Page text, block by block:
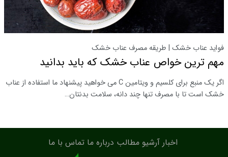
فواید عناب خشک | طریقه مصرف عناب خشک
مهم ترین خواص عناب خشک که باید بدانید
اگر یک منبع برای کلسیم و ویتامین C می خواهید پیشنهاد ما استفاده از عناب
خشک است تا با مصرف تنها چند دانه، سلامت بدنتان…
اخبار آرشیو مطالب درباره ما تماس با ما